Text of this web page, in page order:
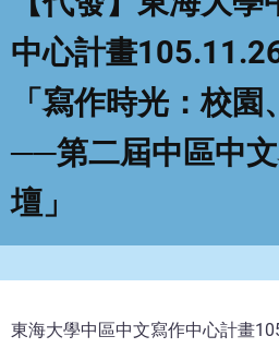
中心計畫
「寫作時光：校
──第二屆中區中
壇」
東海大學中區中文寫作中心計畫